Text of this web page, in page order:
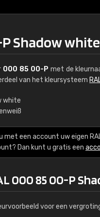
Shadow white
000 85 00-P met de
van het kleursysteem
white
met een account uw eigen
Dan kunt u gratis een
000 85 00-P
voor een